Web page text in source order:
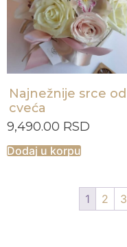
Najnežnije srce od
cveća
9,490.00 RSD
Dodaj u korpu
1 2 3